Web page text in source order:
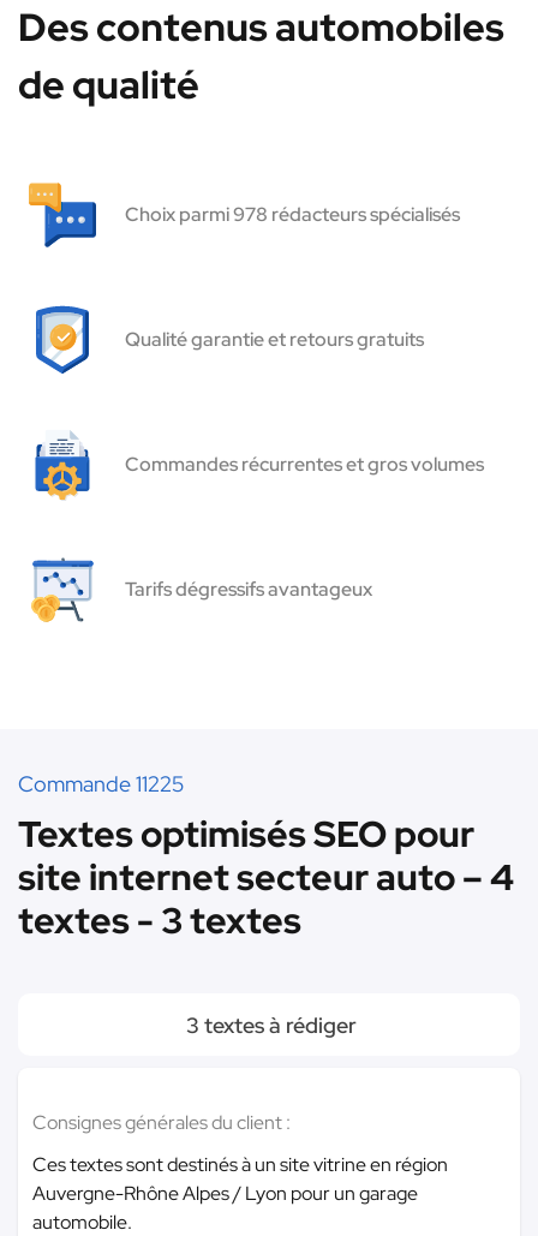
Des contenus automobiles
de qualité
Choix parmi 978 rédacteurs spécialisés
Qualité garantie et retours gratuits
Commandes récurrentes et gros volumes
Tarifs dégressifs avantageux
Commande 11225
Textes optimisés SEO pour
site internet secteur auto – 4
textes - 3 textes
3 textes à rédiger
Consignes générales du client :
Ces textes sont destinés à un site vitrine en région
Auvergne-Rhône Alpes / Lyon pour un garage
automobile.